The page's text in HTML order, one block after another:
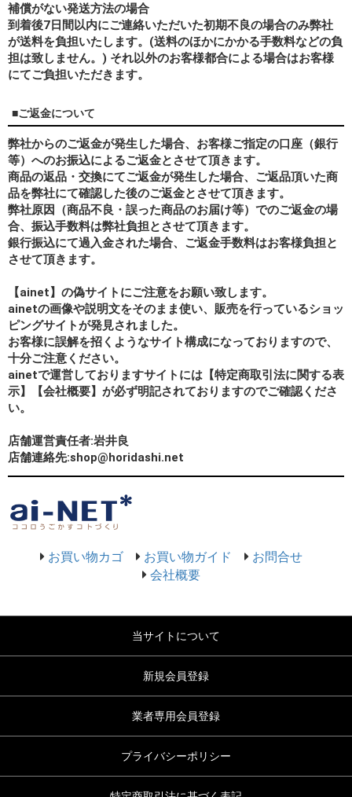
補償がない発送方法の場合
到着後7日間以内にご連絡いただいた初期不良の場合のみ弊社
が送料を負担いたします。(送料のほかにかかる手数料などの負
担は致しません。) それ以外のお客様都合による場合はお客様
にてご負担いただきます。
■ご返金について
弊社からのご返金が発生した場合、お客様ご指定の口座（銀行
等）へのお振込によるご返金とさせて頂きます。
商品の返品・交換にてご返金が発生した場合、ご返品頂いた商
品を弊社にて確認した後のご返金とさせて頂きます。
弊社原因（商品不良・誤った商品のお届け等）でのご返金の場
合、振込手数料は弊社負担とさせて頂きます。
銀行振込にて過入金された場合、ご返金手数料はお客様負担と
させて頂きます。
【ainet】の偽サイトにご注意をお願い致します。
ainetの画像や説明文をそのまま使い、販売を行っているショッ
ピングサイトが発見されました。
お客様に誤解を招くようなサイト構成になっておりますので、
十分ご注意ください。
ainetで運営しておりますサイトには【特定商取引法に関する表
示】【会社概要】が必ず明記されておりますのでご確認くださ
い。
店舗運営責任者:岩井良
店舗連絡先:shop@horidashi.net
お買い物カゴ お買い物ガイド
お問合せ
会社概要
当サイトについて
新規会員登録
業者専用会員登録
プライバシーポリシー